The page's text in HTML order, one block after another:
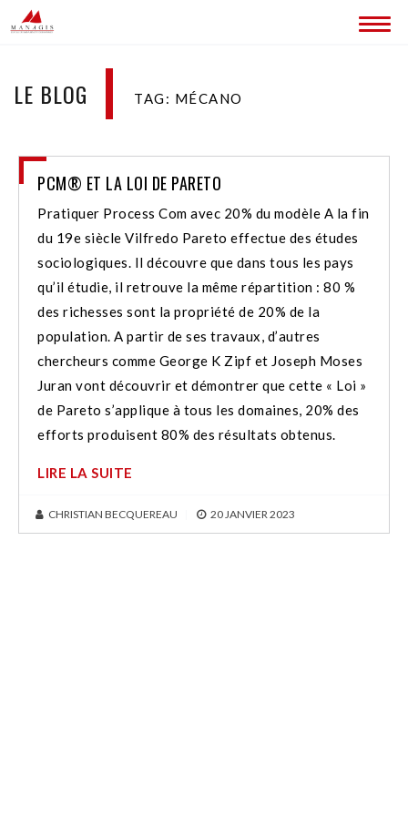
LES SITES MANAGIS
CONTACT
LE BLOG TAG: MÉCANO
PCM® ET LA LOI DE PARETO
Pratiquer Process Com avec 20% du modèle A la fin
du 19e siècle Vilfredo Pareto effectue des études
sociologiques. Il découvre que dans tous les pays
qu’il étudie, il retrouve la même répartition : 80 %
des richesses sont la propriété de 20% de la
population. A partir de ses travaux, d’autres
chercheurs comme George K Zipf et Joseph Moses
Juran vont découvrir et démontrer que cette « Loi »
de Pareto s’applique à tous les domaines, 20% des
efforts produisent 80% des résultats obtenus.
LIRE LA SUITE
CHRISTIAN BECQUEREAU 20 JANVIER 2023